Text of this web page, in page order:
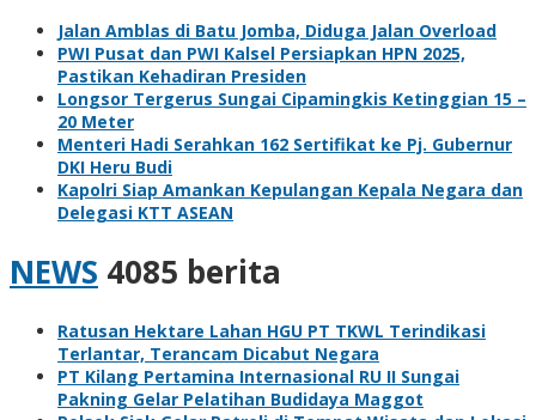
Jalan Amblas di Batu Jomba, Diduga Jalan Overload
PWI Pusat dan PWI Kalsel Persiapkan HPN 2025,
Pastikan Kehadiran Presiden
Longsor Tergerus Sungai Cipamingkis Ketinggian 15 –
20 Meter
Menteri Hadi Serahkan 162 Sertifikat ke Pj. Gubernur
DKI Heru Budi
Kapolri Siap Amankan Kepulangan Kepala Negara dan
Delegasi KTT ASEAN
NEWS 4085 berita
Ratusan Hektare Lahan HGU PT TKWL Terindikasi
Terlantar, Terancam Dicabut Negara
PT Kilang Pertamina Internasional RU II Sungai
Pakning Gelar Pelatihan Budidaya Maggot